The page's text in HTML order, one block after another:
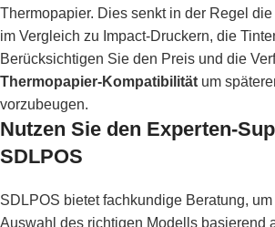
Thermopapier. Dies senkt in der Regel
im Vergleich zu Impact-Druckern, die
Berücksichtigen Sie den Preis und die
Thermopapier-Kompatibilität um
vorzubeugen.
Nutzen Sie den Experten-
SDLPOS
SDLPOS bietet fachkundige Beratung,
Auswahl des richtigen Modells basierend